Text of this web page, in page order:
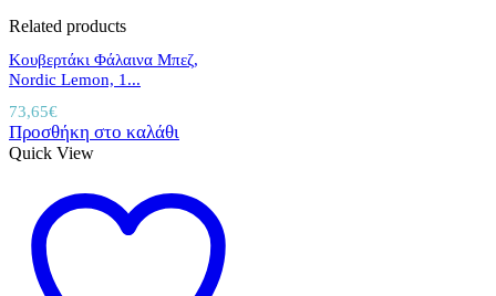
Related products
Κουβερτάκι Φάλαινα Μπεζ,
Nordic Lemon, 1...
73,65€
Προσθήκη στο καλάθι
Quick View